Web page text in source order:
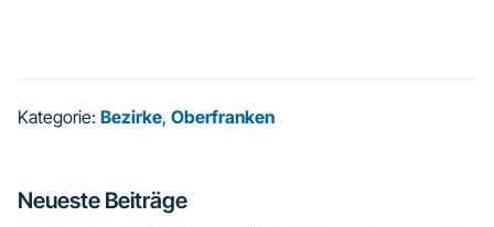
Kategorie: Bezirke, Oberfranken
Seitenspalte
Neueste Beiträge